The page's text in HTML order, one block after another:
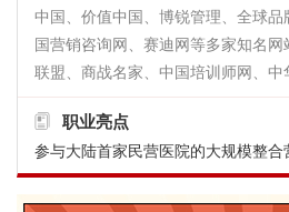
中国、价值中国、博锐管理、全球
国营销咨询网、赛迪网等多家知名
联盟、商战名家、中国培训师网、中
职业亮点
参与大陆首家民营医院的大规模整合